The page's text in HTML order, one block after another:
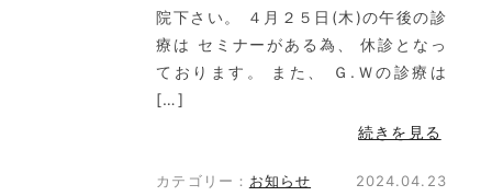
院下さい。 ４月２５日(木)の午後の診
療は セミナーがある為、 休診となっ
ております。 また、 Ｇ.Ｗの診療は
[…]
続きを見る
2024.04.23
カテゴリー： お知らせ